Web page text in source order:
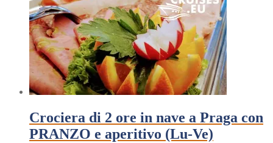
Crociera di 2 ore in nave a Praga con
PRANZO e aperitivo (Lu-Ve)